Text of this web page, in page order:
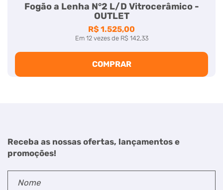
Fogão a Lenha N°2 L/D Vitrocerâmico -
OUTLET
R$ 1.525,00
Em 12vezes de R$ 142,33
COMPRAR
Receba as nossas ofertas, lançamentos e
promoções!